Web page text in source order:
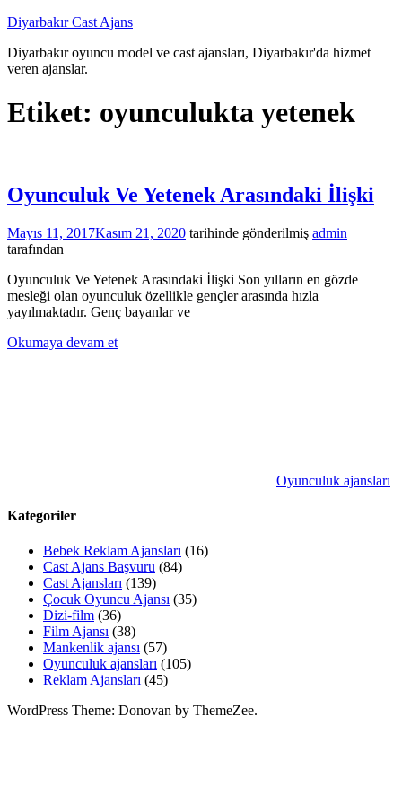
İçeriğe
Diyarbakır Cast Ajans
Diyarbakır oyuncu model ve cast ajansları, Diyarbakır'da hizmet
veren ajanslar.
Etiket: oyunculukta yetenek
Oyunculuk Ve Yetenek Arasındaki İlişki
Mayıs 11, 2017Kasım 21, 2020 tarihinde gönderilmiş admin
tarafından
Oyunculuk Ve Yetenek Arasındaki İlişki Son yılların en gözde
mesleği olan oyunculuk özellikle gençler arasında hızla
yayılmaktadır. Genç bayanlar ve
Okumaya devam et
Oyunculuk ajansları
Kategoriler
Bebek Reklam Ajansları (16)
Cast Ajans Başvuru (84)
Cast Ajansları (139)
Çocuk Oyuncu Ajansı (35)
Dizi-film (36)
Film Ajansı (38)
Mankenlik ajansı (57)
Oyunculuk ajansları (105)
Reklam Ajansları (45)
WordPress Theme: Donovan by ThemeZee.